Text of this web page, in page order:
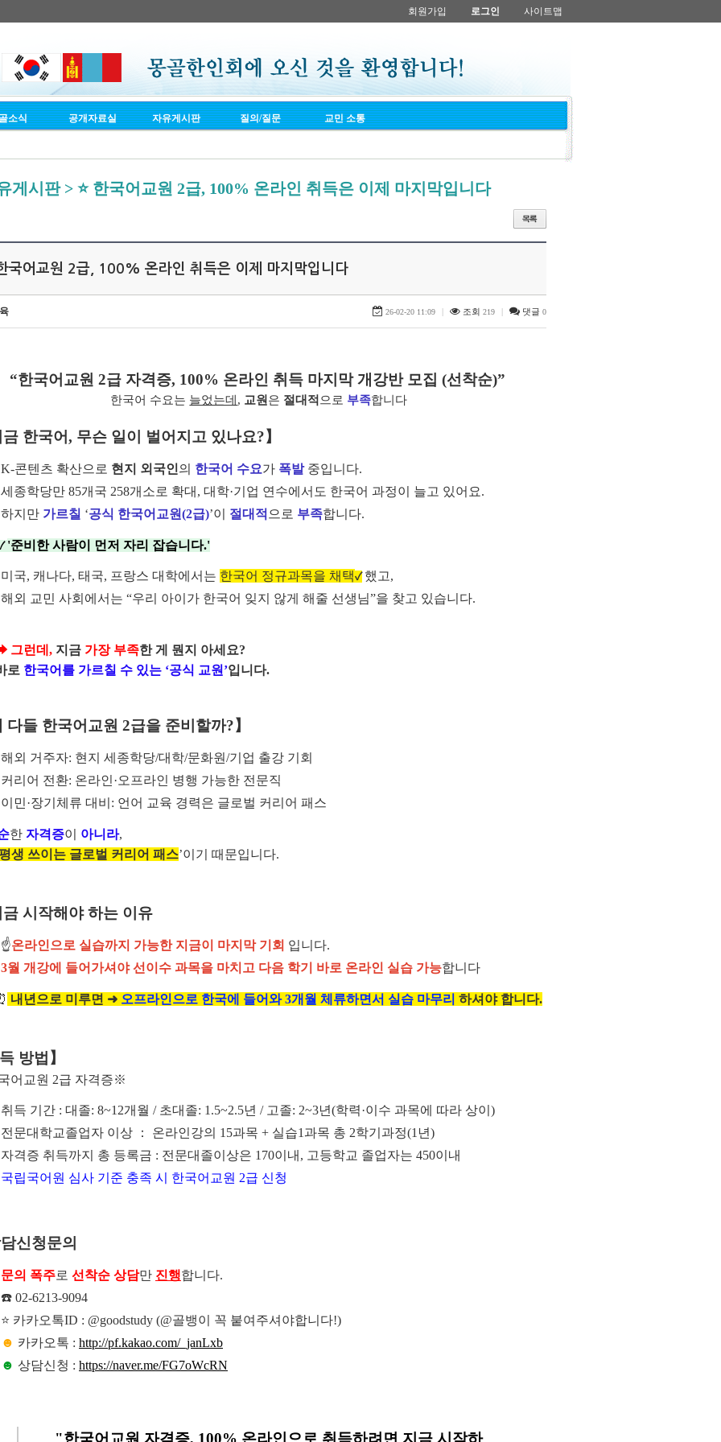
회원가입 로그인 사이트맵
소식 공개자료실 자유게시판 질의/질문 교민 소통
게시판 > ⭐ 한국어교원 2급, 100% 온라인 취득은 이제 마지막입니다
국어교원 2급, 100% 온라인 취득은 이제 마지막입니다
26-02-20 11:09 | 조회 219 | 댓글 0
“한국어교원 2급 자격증, 100% 온라인 취득 마지막 개강반 모집 (선착순)”
한국어 수요는 늘었는데 , 교원 은 절대적 으로 부족합니다
한국어, 무슨 일이 벌어지고 있나요?】
K-콘텐츠 확산으로 현지 외국인의 한국어 수요가 폭발 중입니다.
세종학당만 85개국 258개소로 확대, 대학·기업 연수에서도 한국어 과정이 늘고 있어요.
하지만 가르칠 ‘공식 한국어교원(2급)’이 절대적 으로 부족합니다.
'준비한 사람이 먼저 자리 잡습니다.'
미국, 캐나다, 태국, 프랑스 대학에서는 한국어 정규과목을 채택✓ 했고,
해외 교민 사회에서는 “우리 아이가 한국어 잊지 않게 해줄 선생님”을 찾고 있습니다.
그런데 , 지금 가장 부족한 게 뭔지 아세요?
로 한국어를 가르칠 수 있는 ‘공식 교원’입니다.
다들 한국어교원 2급을 준비할까?】
해외 거주자: 현지 세종학당/대학/문화원/기업 출강 기회
커리어 전환: 온라인·오프라인 병행 가능한 전문직
이민·장기체류 대비: 언어 교육 경력은 글로벌 커리어 패스
한 자격증이 아니라,
생 쓰이는 글로벌 커리어 패스’이기 때문입니다.
시작해야 하는 이유
☝️온라인으로 실습까지 가능한 지금이 마지막 기회 입니다.
3월 개강에 들어가셔야 선이수 과목을 마치고 다음 학기 바로 온라인 실습 가능합니다
내년으로 미루면 ➜ 오프라인으로 한국에 들어와 3개월 체류하면서 실습 마무리 하셔야 합니다.
방법】
어교원 2급 자격증※
취득 기간 : 대졸: 8~12개월 / 초대졸: 1.5~2.5년 / 고졸: 2~3년(학력·이수 과목에 따라 상이)
전문대학교졸업자 이상 ： 온라인강의 15과목 + 실습1과목 총 2학기과정(1년)
자격증 취득까지 총 등록금 : 전문대졸이상은 170이내, 고등학교 졸업자는 450이내
국립국어원 심사 기준 충족 시 한국어교원 2급 신청
신청문의
문의 폭주로 선착순 상담만 진행합니다.
☎️ 02-6213-9094
⭐ 카카오톡ID : @goodstudy (@골뱅이 꼭 붙여주셔야합니다!)
☻ 카카오톡 : http://pf.kakao.com/_janLxb
☻ 상담신청 : https://naver.me/FG7oWcRN
"한국어교원 자격증, 100% 온라인으로 취득하려면 지금 시작하